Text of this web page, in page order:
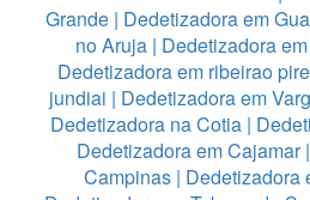
Grande| Dedetizadora em
no Aruja | Dedetizadora
Dedetizadora em ribeirao
jundiai | Dedetizadora em
Dedetizadora na Cotia |
Dedetizadora em Cajamar|
Campinas| Dedetizadora